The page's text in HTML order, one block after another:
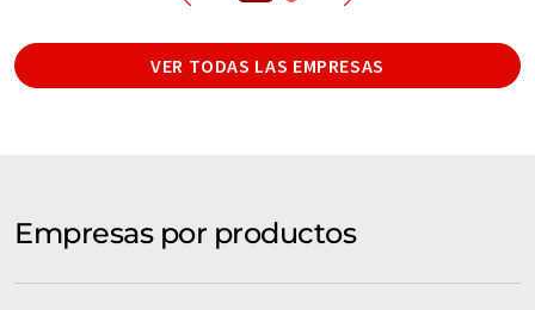
VER TODAS LAS EMPRESAS
Empresas por productos